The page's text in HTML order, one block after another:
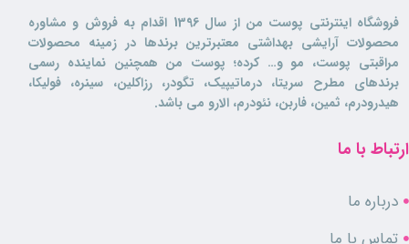
این محصول حاوی ترکیبات رطوبت رسان قوی است که در حین شست و شو
پوست را رطوبت رسانی کردهو بعد از شست و شو نیزباعث ایجاد خشکی
و احساس کشیدگی در پوست نمی گردد.
فاکتورهای ضد التهابی،
نیز جلوگیری
این محصول
می باشد که پوست را تقویت کرده و استحکام می بخشند.
فروشگاه اینترنتی پوست من از سال 1396 اقدام به فروش و مشاوره
محصولات آرایشی بهداشتی معتبرترین برندها در زمینه محصولات
مراقبتی پوست، مو و… کرده؛ پوست من همچنین نماینده رسمی
برندهای مطرح سریتا، درماتیپیک، تگودر، رزاکلین، سینره، فولیکا،
هیدرودرم، ثمین، فاربن، نئودرم، الارو می باشد.
ارتباط با ما
درباره ما
تماس با ما